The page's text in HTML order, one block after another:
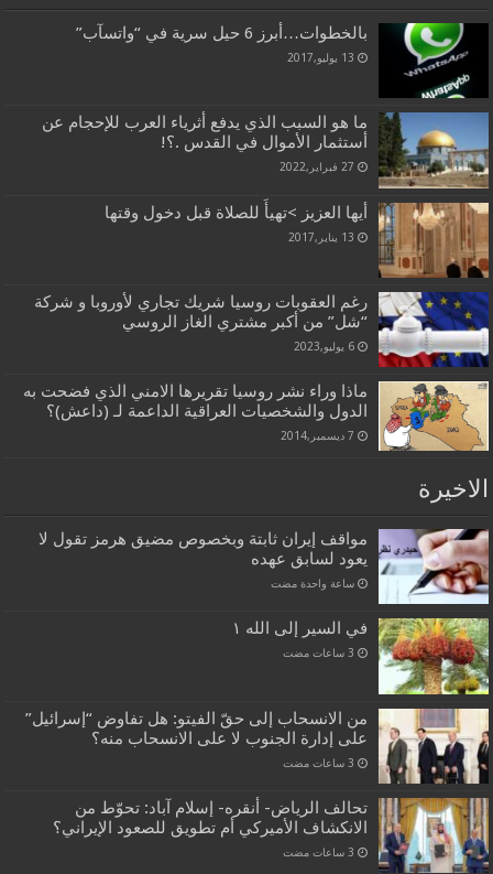
بالخطوات…أبرز 6 حيل سرية في “واتسآب”
13 يوليو,2017
ما هو السبب الذي يدفع أثرياء العرب للإحجام عن
أستثمار الأموال في القدس .؟!
27 فبراير,2022
أيها العزيز >تهيأَ للصلاة قبل دخول وقتها
13 يناير,2017
رغم العقوبات روسيا شريك تجاري لأوروبا و شركة
“شل” من أكبر مشتري الغاز الروسي
6 يوليو,2023
ماذا وراء نشر روسيا تقريرها الامني الذي فضحت به
الدول والشخصيات العراقية الداعمة لـ (داعش)؟
7 ديسمبر,2014
الاخيرة
مواقف إيران ثابتة وبخصوص مضيق هرمز تقول لا
يعود لسابق عهده
‏ساعة واحدة مضت
في السير إلى الله ١
من الانسحاب إلى حقّ الفيتو: هل تفاوض “إسرائيل”
على إدارة الجنوب لا على الانسحاب منه؟
تحالف الرياض- أنقره- إسلام آباد: تحوّط من
الانكشاف الأميركي أم تطويق للصعود الإيراني؟